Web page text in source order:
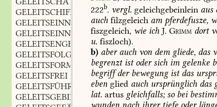
GELEITSCHIFF
GELEITSEINNAHME,f.
GELEITSEINNEHMER,m.
GELEITSENGEL
GELEITSFOLGE
GELEITSFORM
GELEITSFREI
GELEITSFÜHRER
m.
GELEITSGEBIET
222b. vergl. geleichgebeinlein aus
auch filzgeleich am pferdefusze,
fiszgeleich, wie ich J. Grimm dort
u. fiszloch).
b) aberauch von dem gliede, das
begrenztistodersich im gelenke
begriffderbewegungistdas
eben glied auch ursprünglich das
lat. artus gleichfalls;sobei